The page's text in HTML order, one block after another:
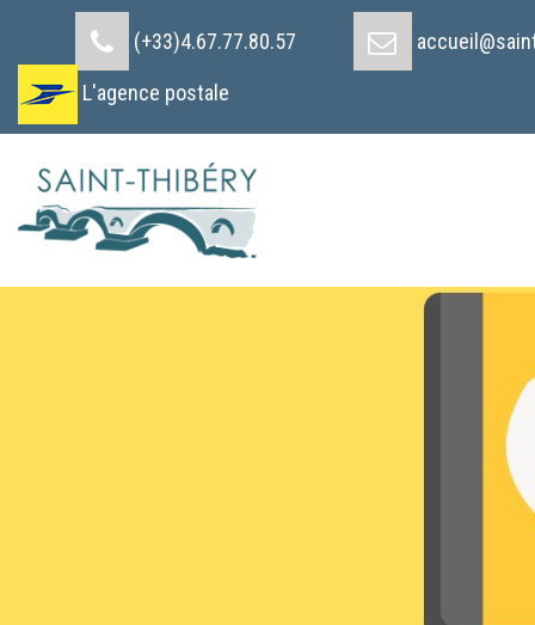
(+33)4.67.77.80.57
L'agence postale
Cookies management panel